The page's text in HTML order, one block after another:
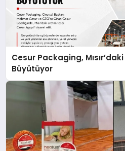
Cesur Packaging,
Büyütüyor